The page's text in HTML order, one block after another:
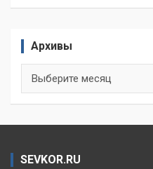
Архивы
SEVKOR.RU